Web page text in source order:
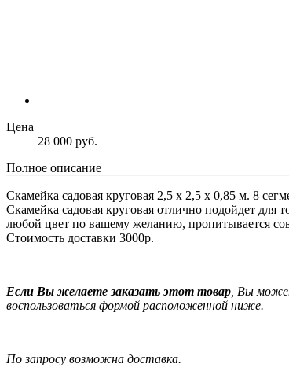
Цена
28 000 руб.
Полное описание
Скамейка садовая круговая 2,5 х 2,5 х 0,85 м. 8
Скамейка садовая круговая отлично подойдет для
любой цвет по вашему желанию, пропитывается
Стоимость доставки 3000р.
Если Вы желаете заказать этот товар , Вы
воспользоваться формой расположенной ниже.
По запросу возможна доставка.